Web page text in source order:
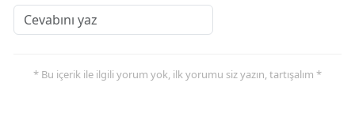
* Bu içerik ile ilgili yorum yok, ilk yorumu siz yazın, tartışalım *